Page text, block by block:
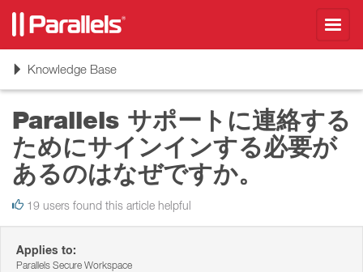
ToggleKnowledge Base
Parallels サポートに連絡する
ためにサインインする必要が
あるのはなぜですか。
19 users found this article helpful
Applies to:
Parallels Secure Workspace